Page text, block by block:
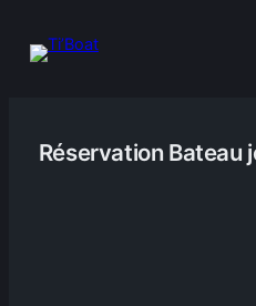
contenu
Réservation Bateau